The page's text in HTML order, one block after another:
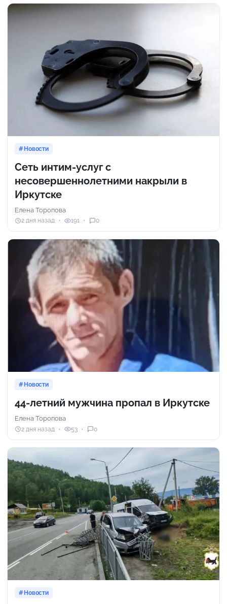
Новости
Сеть интим-услуг с
несовершеннолетними накрыли в
Иркутске
Елена Торопова
2 дня назад 191 0
Новости
44-летний мужчина пропал в Иркутске
Елена Торопова
2 дня назад 53 0
Новости